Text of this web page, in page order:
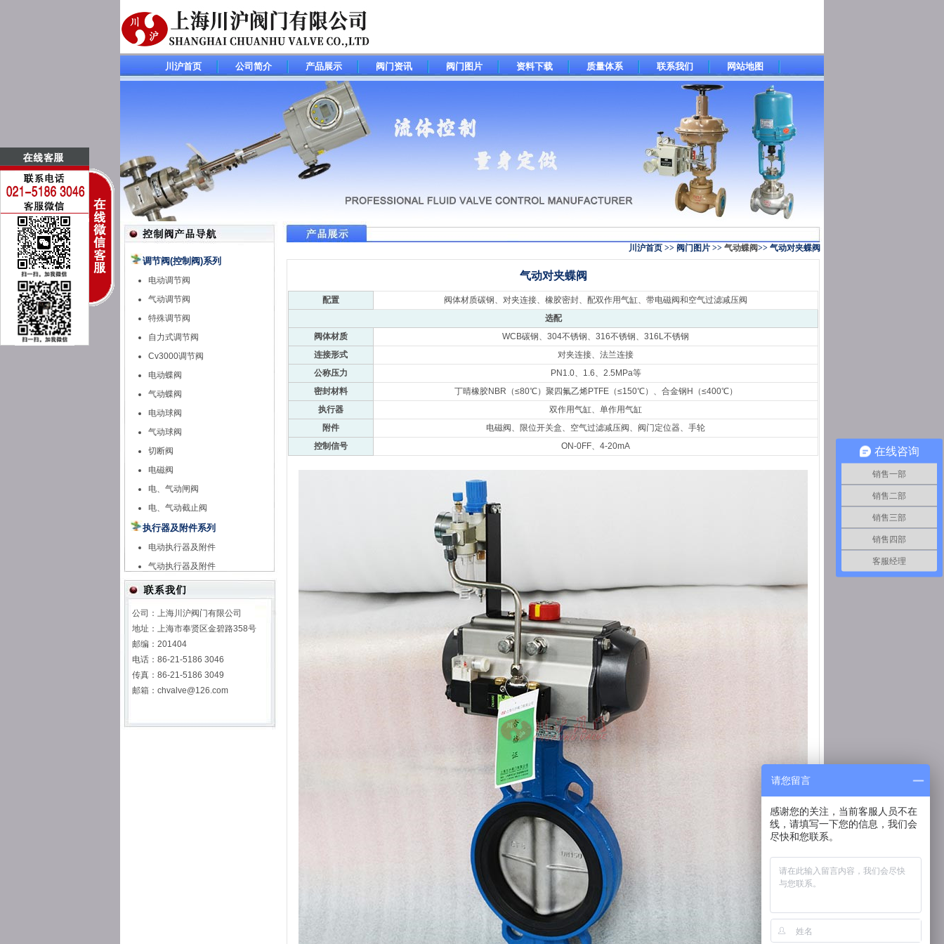
川沪首页 公司简介 产品展示 阀门资讯 阀门图片 资料下载 质量体系 联系我们 网站地图
调节阀(控制阀)系列
电动调节阀
气动调节阀
特殊调节阀
自力式调节阀
Cv3000调节阀
电动蝶阀
气动蝶阀
电动球阀
气动球阀
切断阀
电磁阀
电、气动闸阀
电、气动截止阀
执行器及附件系列
电动执行器及附件
气动执行器及附件
公司：上海川沪阀门有限公司
地址：上海市奉贤区金碧路358号
邮编：201404
电话：86-21-5186 3046
传真：86-21-5186 3049
邮箱：chvalve@126.com
川沪首页 >> 阀门图片 >> 气动蝶阀>> 气动对夹蝶阀
气动对夹蝶阀
配置
阀体材质碳钢、对夹连接、橡胶密封、配双作用气缸、带电磁阀和空气过滤减压阀
选配
阀体材质
WCB碳钢、304不锈钢、316不锈钢、316L不锈钢
连接形式
对夹连接、法兰连接
公称压力
PN1.0、1.6、2.5MPa等
密封材料
丁晴橡胶NBR（≤80℃）聚四氟乙烯PTFE（≤150℃）、合金钢H（≤400℃）
执行器
双作用气缸、单作用气缸
附件
电磁阀、限位开关盒、空气过滤减压阀、阀门定位器、手轮
控制信号
ON-0FF、4-20mA 在线咨询
销售一部
销售二部
销售三部
销售四部
客服经理
请您留言
感谢您的关注，当前客服人员不在
线，请填写一下您的信息，我们会
尽快和您联系。